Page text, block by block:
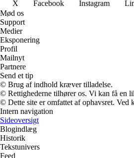
X
Facebook Instagram
Mød os
Support
Medier
Eksponering
Profil
Mailnyt
Partnere
Send et tip
© Brug af indhold kræver tilladelse.
© Rettighederne tilhører os. Vi kan få en
© Dette site er omfattet af ophavsret.
Intern navigation
Sideoversigt
Blogindlæg
Historik
Tekstunivers
Feed